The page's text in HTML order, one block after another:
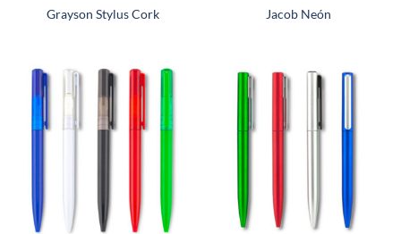
Grayson Stylus Cork Jacob Neón